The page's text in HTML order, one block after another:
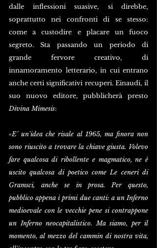
dalle inflessioni suasive, si direbbe,
soprattutto nei confronti di se stesso:
come a custodire e placare un fuoco
segreto. Sta passando un periodo di
grande fervore creativo, di
innamoramento letterario, in cui entrano
anche certi significativi recuperi. Einaudi, il
Divina Mimesis:
«E' un'idea che risale al 1965, ma finora non
sono riuscito a trovare la chiave giusta. Volevo
fare qualcosa di ribollente e magmatico, ne è
uscito qualcosa di poetico come Le ceneri di
Gramsci, anche se in prosa. Per questo,
pubblico appena i primi due canti: a un Inferno
medioevale con le vecchie pene si contrappone
un Inferno neocapitalistico. Ma siamo, per il
momento, al mezzo del cammin di nostra vita,